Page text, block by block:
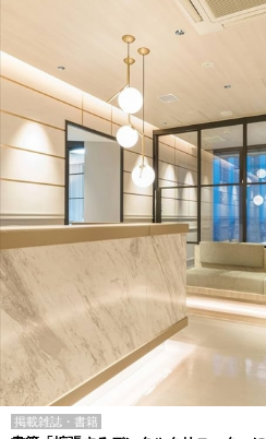
掲載雑誌・書籍